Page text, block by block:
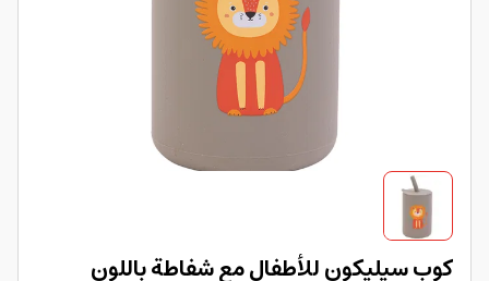
كوب سيليكون للأطفال مع شفاطة باللون